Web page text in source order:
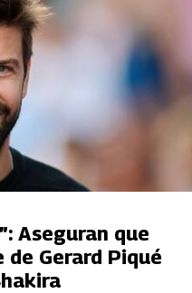
Aseguran que
Gerard Piqué